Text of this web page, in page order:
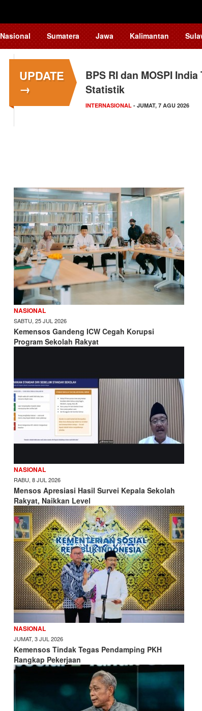
Nasional Sumatera Jawa Kalimantan
UPDATE
→
BPS RI dan MOSPI
Statistik
INTERNASIONAL - JUMAT, 7 AGU 2026
NASIONAL
SABTU, 25 JUL 2026
Kemensos Gandeng ICW Cegah Korupsi
Program Sekolah Rakyat
NASIONAL
RABU, 8 JUL 2026
Mensos Apresiasi Hasil Survei Kepala Sekolah
Rakyat, Naikkan Level
NASIONAL
JUMAT, 3 JUL 2026
Kemensos Tindak Tegas Pendamping PKH
Rangkap Pekerjaan